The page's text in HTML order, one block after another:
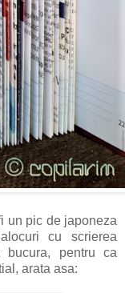
un pic de japoneza
cu scrierea
pentru ca
arata asa: